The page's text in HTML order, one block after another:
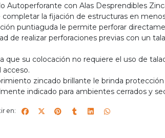
Autoperforante con Alas Desprendibles
la fijación de estructuras en
puntiaguda le permite perforar
de realizar perforaciones previas con un
que su colocación no requiere el uso de
acceso.
zincado brillante le brinda
indicado para ambientes cerrados y
en: